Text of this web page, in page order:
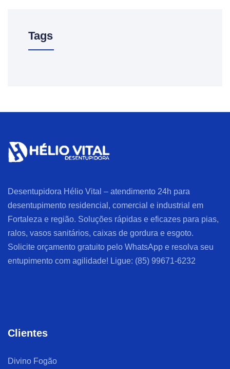
Tags
Desentupidora Hélio Vital – atendimento 24h para
desentupimento residencial, comercial e industrial em
Fortaleza e região. Soluções rápidas e eficazes para pias,
ralos, vasos sanitários, caixas de gordura e esgoto.
Solicite orçamento gratuito pelo WhatsApp e resolva seu
entupimento com agilidade! Ligue: (85) 99671-6232
Clientes
Divino Fogão